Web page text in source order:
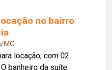
no bairro
MG
locação, com 02
banheiro da suíte